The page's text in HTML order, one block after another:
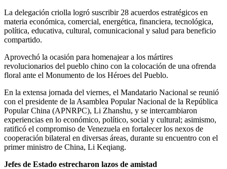
La delegación criolla logró suscribir 28 acuerdos estratégicos en
materia económica, comercial, energética, financiera, tecnológica,
política, educativa, cultural, comunicacional y salud para beneficio
compartido.
Aprovechó la ocasión para homenajear a los mártires
revolucionarios del pueblo chino con la colocación de una ofrenda
floral ante el Monumento de los Héroes del Pueblo.
En la extensa jornada del viernes, el Mandatario Nacional se reunió
con el presidente de la Asamblea Popular Nacional de la República
Popular China (APNRPC), Li Zhanshu, y se intercambiaron
experiencias en lo económico, político, social y cultural; asimismo,
ratificó el compromiso de Venezuela en fortalecer los nexos de
cooperación bilateral en diversas áreas, durante su encuentro con el
primer ministro de China, Li Keqiang.
Jefes de Estado estrecharon lazos de amistad